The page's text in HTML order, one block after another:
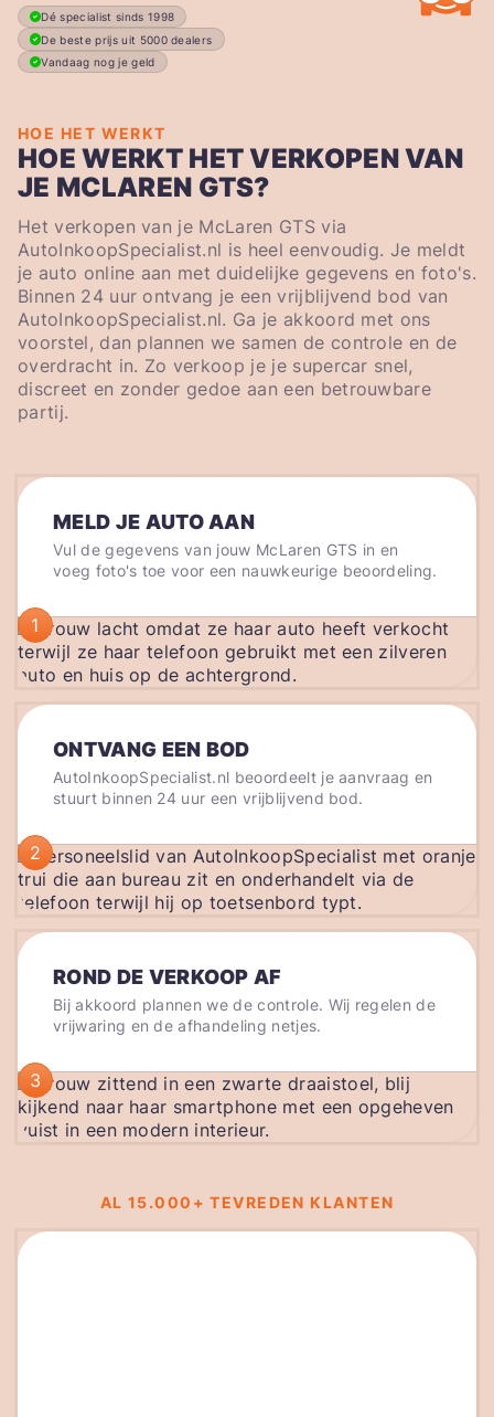
Dé specialist sinds 1998
De beste prijs uit 5000 dealers
Vandaag nog je geld
HOE HET WERKT
HOE WERKT HET VERKOPEN VAN
JE MCLAREN GTS?
Het verkopen van je McLaren GTS via
AutoInkoopSpecialist.nl is heel eenvoudig. Je meldt
je auto online aan met duidelijke gegevens en foto's.
Binnen 24 uur ontvang je een vrijblijvend bod van
AutoInkoopSpecialist.nl. Ga je akkoord met ons
voorstel, dan plannen we samen de controle en de
overdracht in. Zo verkoop je je supercar snel,
discreet en zonder gedoe aan een betrouwbare
partij.
MELD JE AUTO AAN
Vul de gegevens van jouw McLaren GTS in en
voeg foto's toe voor een nauwkeurige beoordeling.
1
ONTVANG EEN BOD
AutoInkoopSpecialist.nl beoordeelt je aanvraag en
stuurt binnen 24 uur een vrijblijvend bod.
2
ROND DE VERKOOP AF
Bij akkoord plannen we de controle. Wij regelen de
vrijwaring en de afhandeling netjes.
3
AL 15.000+ TEVREDEN KLANTEN